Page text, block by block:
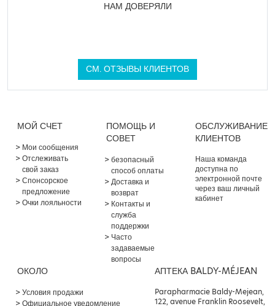
НАМ ДОВЕРЯЛИ
СМ. ОТЗЫВЫ КЛИЕНТОВ
МОЙ СЧЕТ
Мои сообщения
Отслеживать
свой заказ
Спонсорское
предложение
Очки лояльности
ПОМОЩЬ И
СОВЕТ
безопасный
способ оплаты
Доставка и
возврат
Контакты и
служба
поддержки
Часто
задаваемые
вопросы
ОБСЛУЖИВАНИЕ
КЛИЕНТОВ
Наша команда
доступна по
электронной почте
через ваш личный
кабинет
ОКОЛО
Условия продажи
Официальное уведомление
АПТЕКА BALDY-MÉJEAN
Parapharmacie Baldy-Mejean,
122, avenue Franklin Roosevelt,